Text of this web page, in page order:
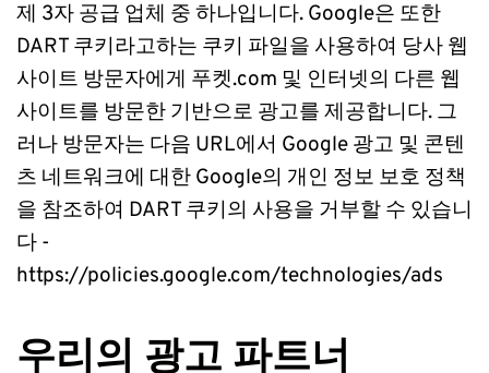
제 3자 공급 업체 중 하나입니다. Google은 또한
DART 쿠키라고하는 쿠키 파일을 사용하여 당사 웹
사이트 방문자에게 푸켓.com 및 인터넷의 다른 웹
사이트를 방문한 기반으로 광고를 제공합니다. 그
러나 방문자는 다음 URL에서 Google 광고 및 콘텐
츠 네트워크에 대한 Google의 개인 정보 보호 정책
을 참조하여 DART 쿠키의 사용을 거부할 수 있습니
다 -
https://policies.google.com/technologies/ads
우리의 광고 파트너